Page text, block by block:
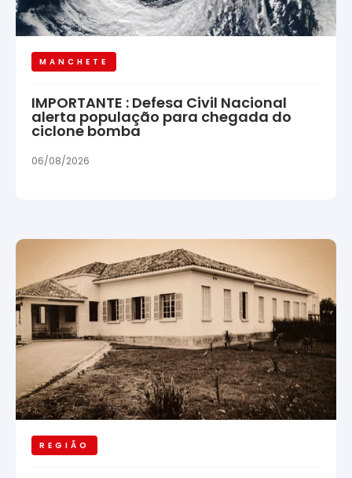
MANCHETE
IMPORTANTE : Defesa Civil Nacional
alerta população para chegada do
ciclone bomba
06/08/2026
REGIÃO